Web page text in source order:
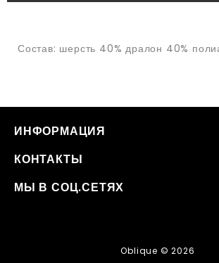
Состав: шерсть 40% дралон 40%
ИНФОРМАЦИЯ
КОНТАКТЫ
МЫ В СОЦ.СЕТЯХ
Oblique © 2026